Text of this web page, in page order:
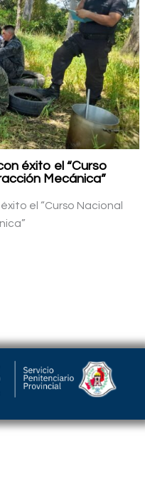
éxito el “Curso
Mecánica”
el “Curso Nacional